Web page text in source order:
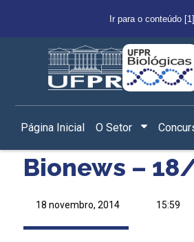
Ir para o conteúdo [1]
Página Inicial O Setor
Bionews –
18 novembro, 2014 15:59